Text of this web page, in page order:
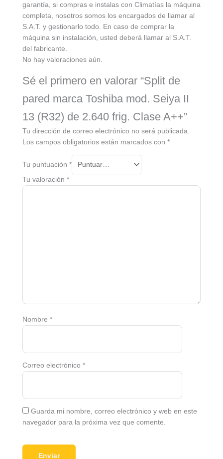
garantía, si compras e instalas con Climatías la máquina
completa, nosotros somos los encargados de llamar al
S.A.T. y gestionarlo todo. En caso de comprar la
máquina sin instalación, usted deberá llamar al S.A.T.
del fabricante.
No hay valoraciones aún.
Sé el primero en valorar “Split de
pared marca Toshiba mod. Seiya II
13 (R32) de 2.640 frig. Clase A++”
Tu dirección de correo electrónico no será publicada.
Los campos obligatorios están marcados con *
Tu puntuación *
Tu valoración *
Nombre *
Correo electrónico *
Guarda mi nombre, correo electrónico y web en este
navegador para la próxima vez que comente.